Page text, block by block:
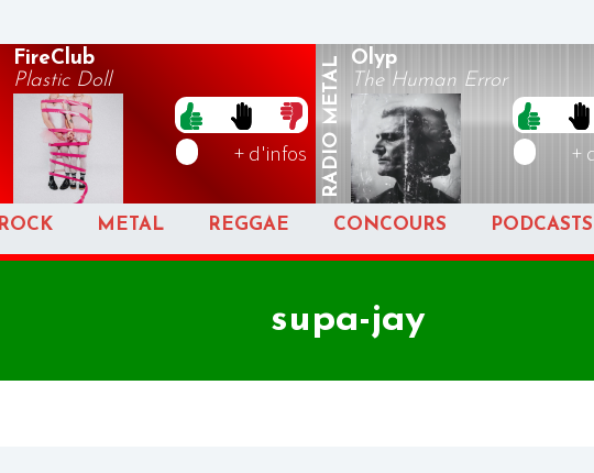
FireClub
Plastic Doll
+ d'infos RADIO
METAL Olyp
The Human Error
+
ROCK METAL REGGAE CONCOURS PODCASTS
supa-jay